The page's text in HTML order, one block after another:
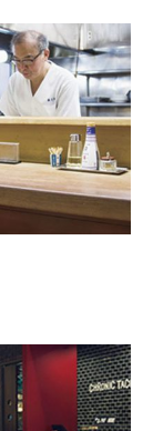
術。」
」
」